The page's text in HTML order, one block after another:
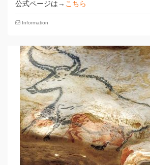
公式ページは→ こちら
Information